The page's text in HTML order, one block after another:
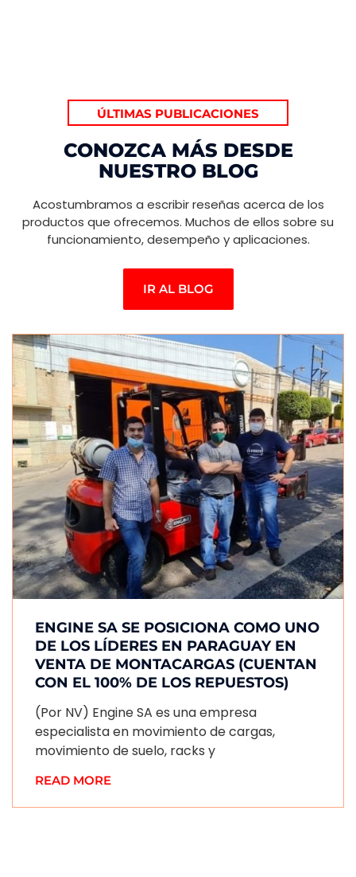
ÚLTIMAS PUBLICACIONES
CONOZCA MÁS DESDE
NUESTRO BLOG
Acostumbramos a escribir reseñas acerca de los
productos que ofrecemos. Muchos de ellos sobre su
funcionamiento, desempeño y aplicaciones.
IR AL BLOG
ENGINE SA SE POSICIONA COMO UNO
DE LOS LÍDERES EN PARAGUAY EN
VENTA DE MONTACARGAS (CUENTAN
CON EL 100% DE LOS REPUESTOS)
(Por NV) Engine SA es una empresa
especialista en movimiento de cargas,
movimiento de suelo, racks y
READ MORE